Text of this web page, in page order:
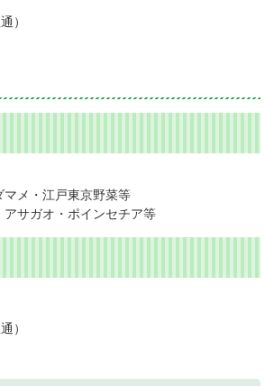
メ・江戸東京野菜等
サガオ・ポインセチア等